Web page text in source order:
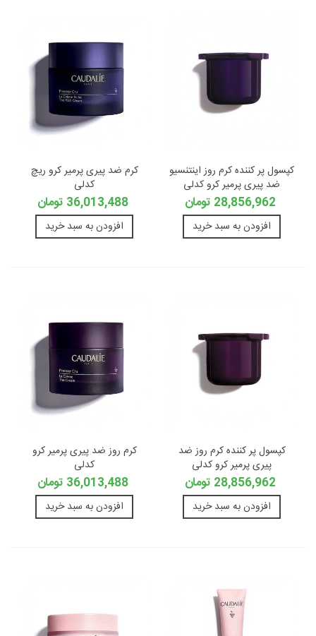
کپسول پر کننده کرم روز اینتنسیو
ضد پیری پرمیر کرو کدلی
28,856,962 تومان
افزودن به سبد خرید
کرم ضد پیری پرمیر کرو ریچ
کدلی
36,013,488 تومان
افزودن به سبد خرید
کپسول پر کننده کرم روز ضد
پیری پرمیر کرو کدلی
28,856,962 تومان
افزودن به سبد خرید
کرم روز ضد پیری پرمیر کرو
کدلی
36,013,488 تومان
افزودن به سبد خرید